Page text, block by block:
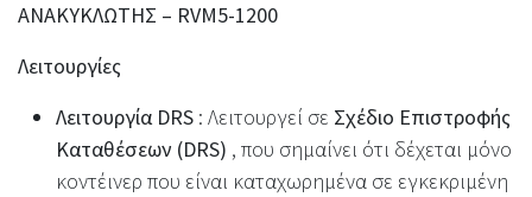
ΑΝΑΚΥΚΛΩΤΗΣ – RVM5-1200
Λειτουργίες
Λειτουργία DRS : Λειτουργεί σε Σχέδιο Επιστροφής
Καταθέσεων (DRS) , που σημαίνει ότι δέχεται μόνο
κοντέινερ που είναι καταχωρημένα σε εγκεκριμένη